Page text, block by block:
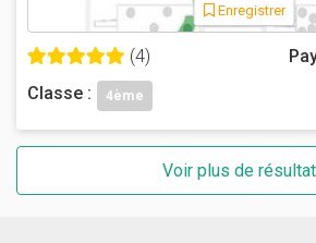
Enregistrer
(4)
Classe :
4ème
Voir plus de